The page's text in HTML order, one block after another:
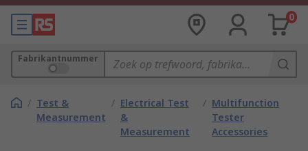
0
Fabrikantnummer
/ Test &
Measurement
/ Electrical Test
&
Measurement
/ Multifunction
Tester
Accessories